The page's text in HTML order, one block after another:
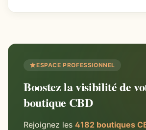
ESPACE PROFESSIONNEL
Boostez la visibilité de
boutique CBD
Rejoignez les 4182 boutiques